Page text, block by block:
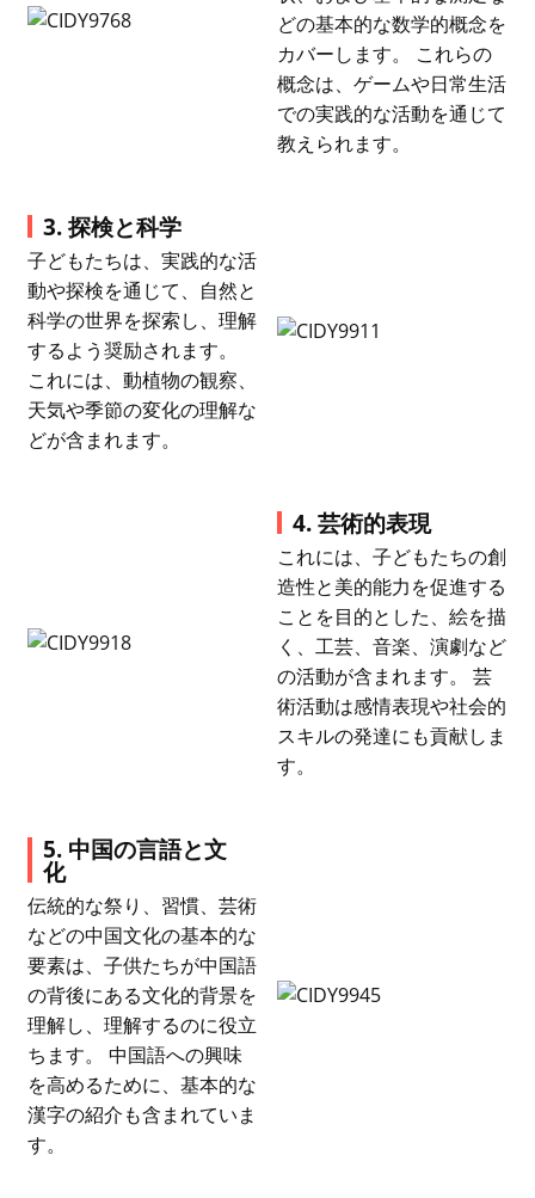
どの基本的な数学的概念を
カバーします。 これらの
概念は、ゲームや日常生活
での実践的な活動を通じて
教えられます。
3. 探検と科学
子どもたちは、実践的な活
動や探検を通じて、自然と
科学の世界を探索し、理解
するよう奨励されます。
これには、動植物の観察、
天気や季節の変化の理解な
どが含まれます。
4. 芸術的表現
これには、子どもたちの創
造性と美的能力を促進する
ことを目的とした、絵を描
く、工芸、音楽、演劇など
の活動が含まれます。 芸
術活動は感情表現や社会的
スキルの発達にも貢献しま
す。
5. 中国の言語と文
化
伝統的な祭り、習慣、芸術
などの中国文化の基本的な
要素は、子供たちが中国語
の背後にある文化的背景を
理解し、理解するのに役立
ちます。 中国語への興味
を高めるために、基本的な
漢字の紹介も含まれていま
す。